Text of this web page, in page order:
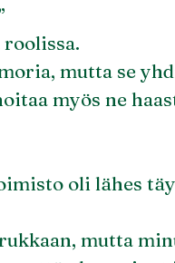
mutta se
myös ne
oli lähes
mutta